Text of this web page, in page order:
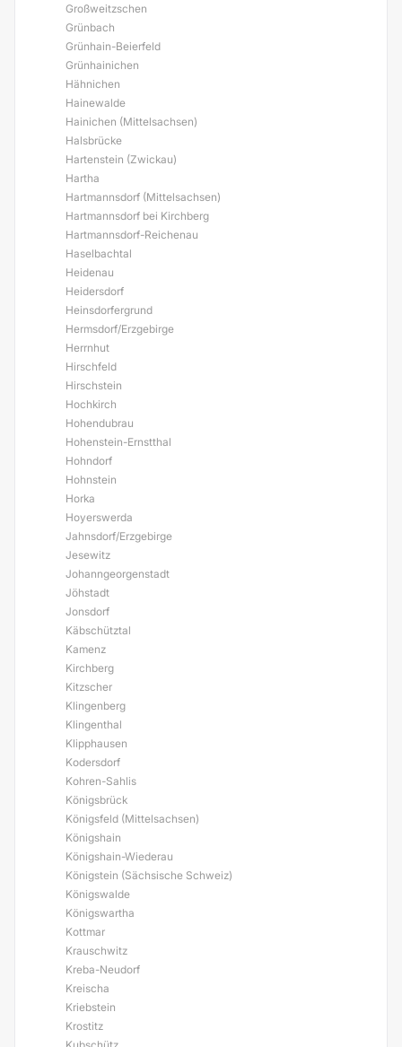
Großweitzschen
Grünbach
Grünhain-Beierfeld
Grünhainichen
Hähnichen
Hainewalde
Hainichen (Mittelsachsen)
Halsbrücke
Hartenstein (Zwickau)
Hartha
Hartmannsdorf (Mittelsachsen)
Hartmannsdorf bei Kirchberg
Hartmannsdorf-Reichenau
Haselbachtal
Heidenau
Heidersdorf
Heinsdorfergrund
Hermsdorf/Erzgebirge
Herrnhut
Hirschfeld
Hirschstein
Hochkirch
Hohendubrau
Hohenstein-Ernstthal
Hohndorf
Hohnstein
Horka
Hoyerswerda
Jahnsdorf/Erzgebirge
Jesewitz
Johanngeorgenstadt
Jöhstadt
Jonsdorf
Käbschütztal
Kamenz
Kirchberg
Kitzscher
Klingenberg
Klingenthal
Klipphausen
Kodersdorf
Kohren-Sahlis
Königsbrück
Königsfeld (Mittelsachsen)
Königshain
Königshain-Wiederau
Königstein (Sächsische Schweiz)
Königswalde
Königswartha
Kottmar
Krauschwitz
Kreba-Neudorf
Kreischa
Kriebstein
Krostitz